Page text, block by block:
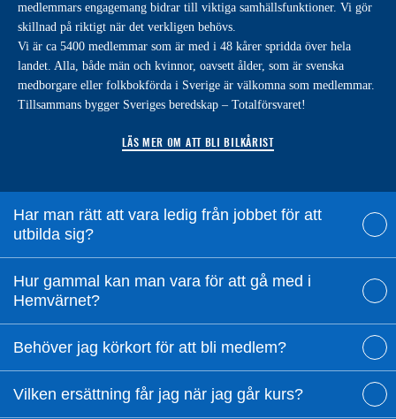
medlemmars engagemang bidrar till viktiga samhällsfunktioner. Vi gör
skillnad på riktigt när det verkligen behövs.
Vi är ca 5400 medlemmar som är med i 48 kårer spridda över hela
landet. Alla, både män och kvinnor, oavsett ålder, som är svenska
medborgare eller folkbokförda i Sverige är välkomna som medlemmar.
Tillsammans bygger Sveriges beredskap – Totalförsvaret!
LÄS MER OM ATT BLI BILKÅRIST
Har man rätt att vara ledig från jobbet för att
utbilda sig?
Hur gammal kan man vara för att gå med i
Hemvärnet?
Behöver jag körkort för att bli medlem?
Vilken ersättning får jag när jag går kurs?